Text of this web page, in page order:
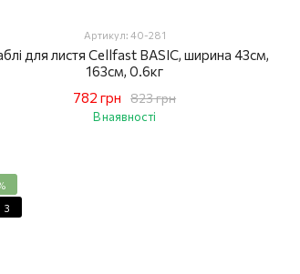
Артикул: 40-281
для листя Cellfast BASIC, ширина 43см,
163см, 0.6кг
823 грн
782 грн
В наявності
3